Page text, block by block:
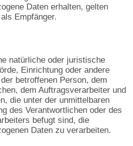
Daten erhalten, gelten
Empfänger.
natürliche oder juristische
Einrichtung oder andere
betroffenen Person, dem
dem Auftragsverarbeiter und
die unter der unmittelbaren
des Verantwortlichen oder des
befugt sind, die
Daten zu verarbeiten.